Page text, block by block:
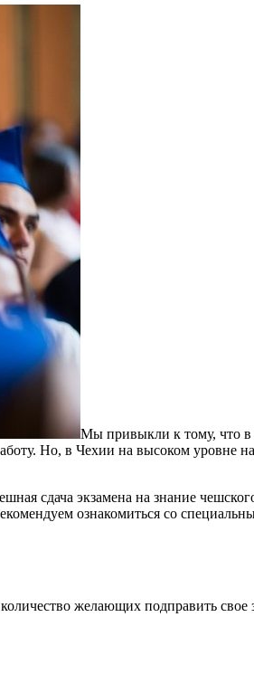
Мы привыкли к тому, что
Но, в Чехии на высоком уровне
сдача экзамена на знание
ознакомиться со
желающих подправить свое